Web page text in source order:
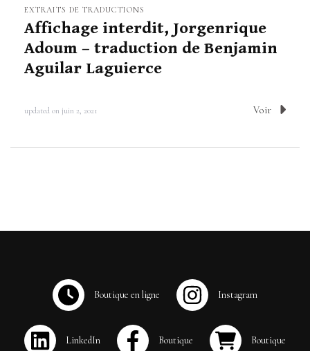
EXTRAITS DE TRADUCTIONS
Affichage interdit, Jorgenrique
Adoum – traduction de Benjamin
Aguilar Laguierce
updated on juin 2, 2021 Voir